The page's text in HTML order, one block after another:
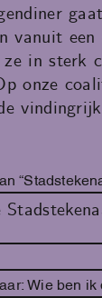
vanuit
ze in sterk
onze
Wie ben ik